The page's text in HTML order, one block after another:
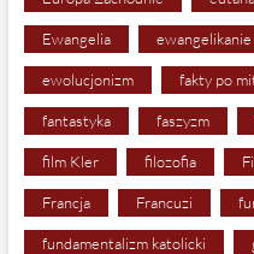
Ewangelia ewangelikanie
ewolucjonizm fakty po
fantastyka faszyzm
film Kler filozofia
Francja Francuzi
fundamentalizm katolicki